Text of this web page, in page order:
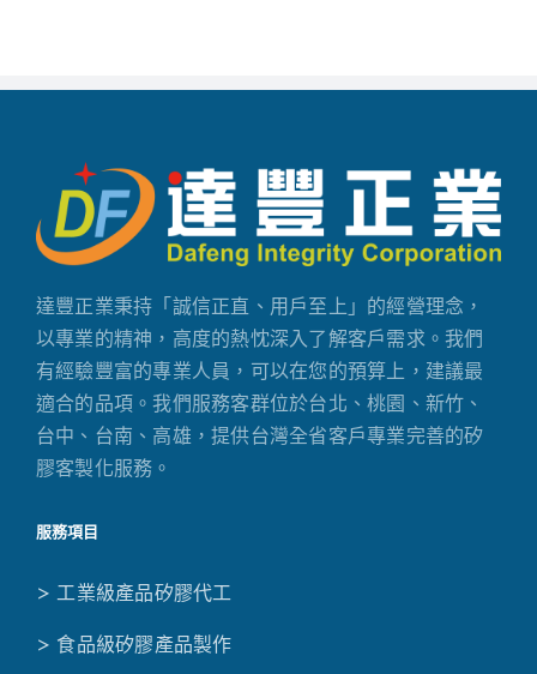
達豐正業秉持「誠信正直、用戶至上」的經營理念，
以專業的精神，高度的熱忱深入了解客戶需求。我們
有經驗豐富的專業人員，可以在您的預算上，建議最
適合的品項。我們服務客群位於台北、桃園、新竹、
台中、台南、高雄，提供台灣全省客戶專業完善的矽
膠客製化服務。
服務項目
> 工業級產品矽膠代工
> 食品級矽膠產品製作